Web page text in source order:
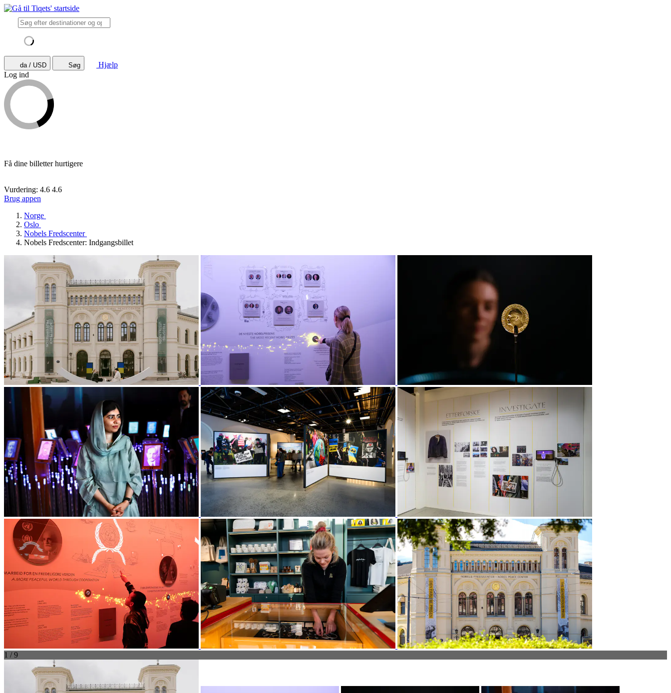
da / USD Søg
Hjælp
Log ind
Få dine billetter hurtigere
Vurdering: 4.6 4.6
Brug appen
Norge
Oslo
Nobels Fredscenter
Nobels Fredscenter: Indgangsbillet
1 / 9